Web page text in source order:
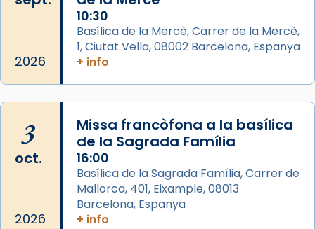
Memòria de les santes Juliana i
Semproniana, verges i màrtirs.
Acompanyant la història de sant Cugat, a
partir de l’Edat Mitjana sorgeix la tradició
que les santes Juliana (“relatiu a Júlia”) i
Semproniana (“relatiu a Semprònia =
eterna”) són deixebles seves. I l’any 1667, el
frare Joan Gaspar Roig, afirma en una obra
que les santes són filles de l’antiga Iluro.
Mataró en reivindicarà les relíq
Foto
2026
10:30
Basílica de la Mercè, Carrer de la Mercè,
1, Ciutat Vella, 08002 Barcelona, Espanya
+ info
3
oct.
2026
Missa francòfona a la basílica
de la Sagrada Família
16:00
Basílica de la Sagrada Família, Carrer de
Mallorca, 401, Eixample, 08013
Barcelona, Espanya
+ info